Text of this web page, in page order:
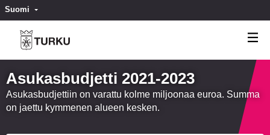
Suomi Valitse kieli
Asukasbudjetti 2021-2023
Asukasbudjettiin on varattu kolme miljoonaa euroa. Summa
on jaettu kymmenen alueen kesken.